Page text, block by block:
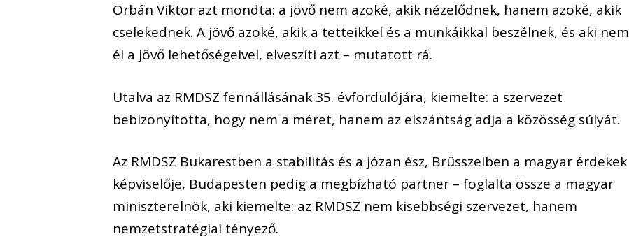
Orbán Viktor azt mondta: a jövő nem azoké, akik nézelődnek, hanem azoké, akik
cselekednek. A jövő azoké, akik a tetteikkel és a munkáikkal beszélnek, és aki nem
él a jövő lehetőségeivel, elveszíti azt – mutatott rá.
Utalva az RMDSZ fennállásának 35. évfordulójára, kiemelte: a szervezet
bebizonyította, hogy nem a méret, hanem az elszántság adja a közösség súlyát.
Az RMDSZ Bukarestben a stabilitás és a józan ész, Brüsszelben a magyar érdekek
képviselője, Budapesten pedig a megbízható partner – foglalta össze a magyar
miniszterelnök, aki kiemelte: az RMDSZ nem kisebbségi szervezet, hanem
nemzetstratégiai tényező.